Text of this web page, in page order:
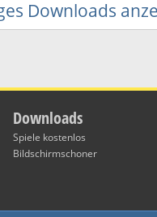
Downloads
Downloads
Spiele kostenlos
Bildschirmschoner